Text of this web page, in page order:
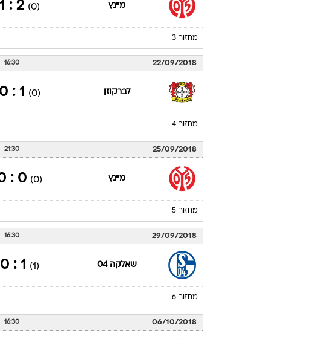
מיינץ (0)
2 : 1
מחזור 3
22/09/2018
16:30
לברקוזן (0)
1 : 0
מחזור 4
25/09/2018
21:30
מיינץ (0)
0 : 0
מחזור 5
29/09/2018
16:30
שאלקה 04 (1)
1 : 0
מחזור 6
06/10/2018
16:30